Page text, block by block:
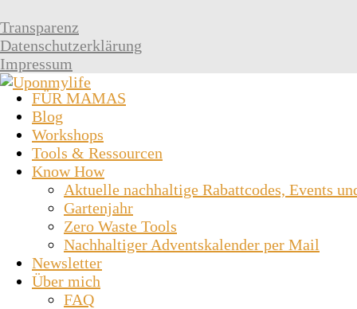
Transparenz
Datenschutzerklärung
Impressum
FÜR MAMAS
Blog
Workshops
Tools & Ressourcen
Know How
Aktuelle nachhaltige Rabattcodes, Events
Gartenjahr
Zero Waste Tools
Nachhaltiger Adventskalender per Mail
Newsletter
Über mich
FAQ